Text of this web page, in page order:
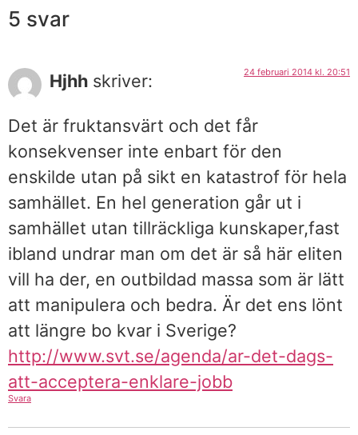
5 svar
Hjhh skriver: 24 februari 2014 kl. 20:51
Det är fruktansvärt och det får
konsekvenser inte enbart för den
enskilde utan på sikt en katastrof för hela
samhället. En hel generation går ut i
samhället utan tillräckliga kunskaper,fast
ibland undrar man om det är så här eliten
vill ha der, en outbildad massa som är lätt
att manipulera och bedra. Är det ens lönt
att längre bo kvar i Sverige?
http://www.svt.se/agenda/ar-det-dags-
att-acceptera-enklare-jobb
Svara